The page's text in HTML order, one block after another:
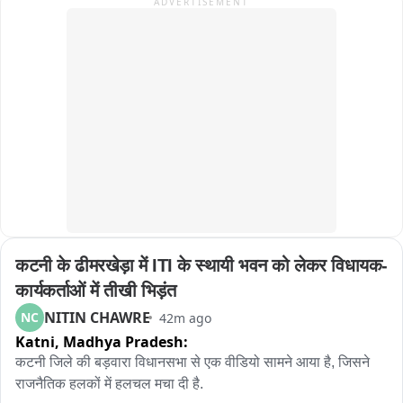
कटनी के ढीमरखेड़ा में ITI के स्थायी भवन को लेकर विधायक-
कार्यकर्ताओं में तीखी भिड़ंत
NC NITIN CHAWRE 42m ago
Katni, Madhya Pradesh:
कटनी जिले की बड़वारा विधानसभा से एक वीडियो सामने आया है, जिसने
राजनैतिक हलकों में हलचल मचा दी है.